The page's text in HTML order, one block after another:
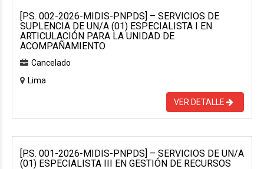
[P.S. 002-2026-MIDIS-PNPDS] – SERVICIOS DE
SUPLENCIA DE UN/A (01) ESPECIALISTA I EN
ARTICULACIÓN PARA LA UNIDAD DE
ACOMPAÑAMIENTO
Cancelado
Lima
VER DETALLE
[P.S. 001-2026-MIDIS-PNPDS] – SERVICIOS DE UN/A
(01) ESPECIALISTA III EN GESTIÓN DE RECURSOS